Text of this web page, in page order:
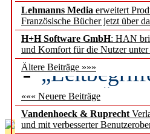
Lehmanns Media erweitert
Französische Bücher jetzt über
H+H Software GmbH: HAN
und Komfort für die Nutzer
Ältere Beiträge »»»
««« Neuere Beiträge
Vandenhoeck & Ruprecht
und mit verbesserter
Künstliche
besser zu
des BIÖG